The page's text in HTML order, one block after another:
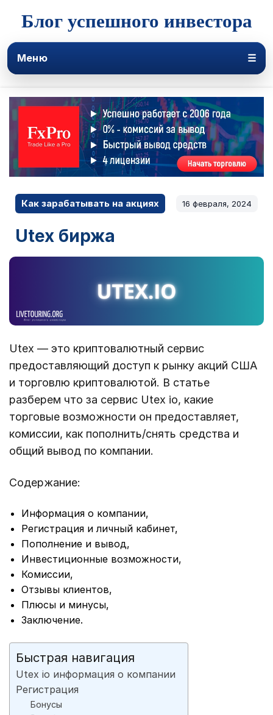
Блог успешного инвестора
Меню ☰
Как зарабатывать на акциях 16 февраля, 2024
Utex биржа
Utex — это криптовалютный сервис
предоставляющий доступ к рынку акций США
и торговлю криптовалютой. В статье
разберем что за сервис Utex io, какие
торговые возможности он предоставляет,
комиссии, как пополнить/снять средства и
общий вывод по компании.
Содержание:
Информация о компании,
Регистрация и личный кабинет,
Пополнение и вывод,
Инвестиционные возможности,
Комиссии,
Отзывы клиентов,
Плюсы и минусы,
Заключение.
Быстрая навигация
Utex io информация о компании
Регистрация
Бонусы